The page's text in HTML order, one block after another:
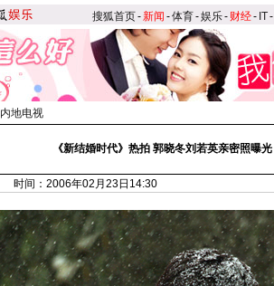
搜狐首页-新闻 -体育-娱乐- 财经- IT-
内地电视
《新结婚时代》热拍 郭晓冬刘若英亲密照曝光
时间：2006年02月23日14:30